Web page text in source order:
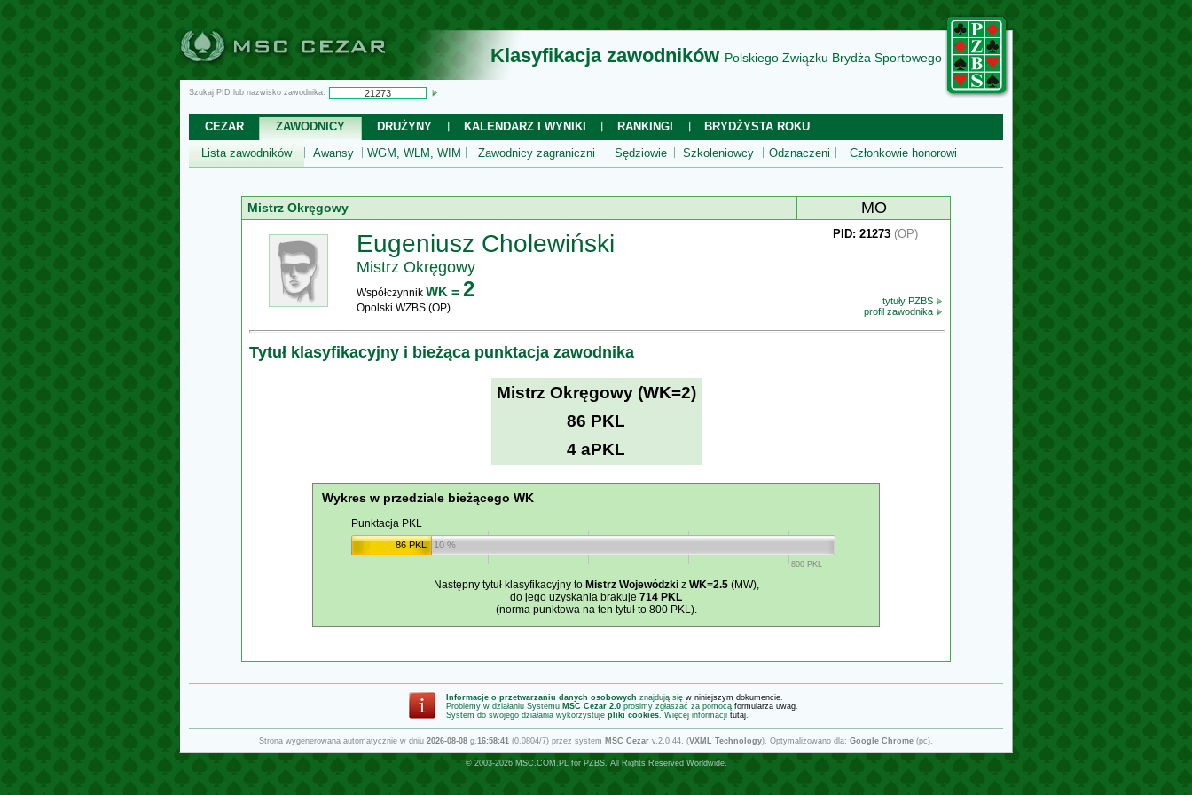
Klasyfikacja zawodników Polskiego Związku Brydża Sportowego
Szukaj PID lub nazwisko zawodnika:
CEZAR ZAWODNICY DRUŻYNY KALENDARZ I WYNIKI RANKINGI
BRYDŻYSTA ROKU
Lista zawodników
Awansy WGM, WLM, WIM Zawodnicy zagraniczni Sędziowie Szkoleniowcy Odznaczeni Członkowie honorowi
Mistrz Okręgowy MO
Eugeniusz Cholewiński
Mistrz Okręgowy
Współczynnik WK = 2
Opolski WZBS (OP)
PID: 21273 (OP)
tytuły PZBS
profil zawodnika
Tytuł klasyfikacyjny i bieżąca punktacja zawodnika
Mistrz Okręgowy (WK=2)
86 PKL
4 aPKL
Wykres w przedziale bieżącego WK
Punktacja PKL
800 PKL
86 PKL 10 %
Następny tytuł klasyfikacyjny to Mistrz Wojewódzkiz WK=2.5(MW),
do jego uzyskania brakuje 714 PKL
(norma punktowa na ten tytuł to 800 PKL).
Informacje o przetwarzaniu danych osobowych znajdują się w niniejszym dokumencie.
Problemy w działaniu Systemu MSC Cezar 2.0 prosimy zgłaszać za pomocą formularza uwag.
System do swojego działania wykorzystuje pliki cookies. Więcej informacji tutaj.
Strona wygenerowana automatycznie w dniu 2026-08-08 g.16:58:41 (0.0804/7) przez system MSC Cezar v.2.0.44. (VXML Technology). Optymalizowano dla: Google Chrome (pc).
© 2003-2026 MSC.COM.PLfor PZBS. All Rights Reserved Worldwide.